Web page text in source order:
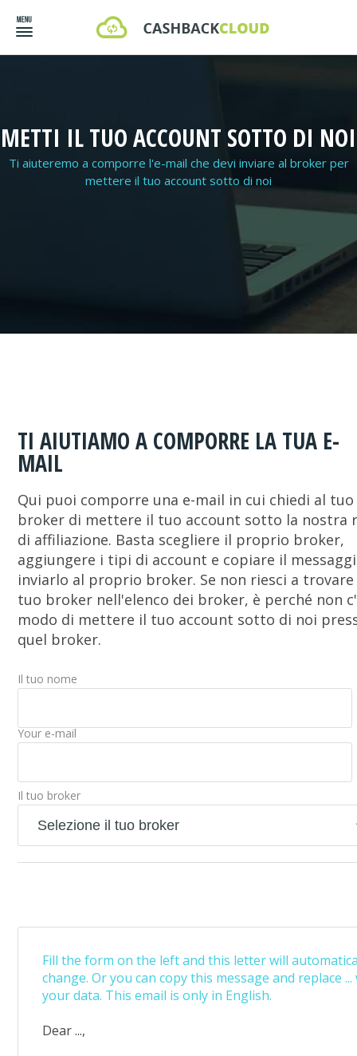
METTI IL TUO ACCOUNT SOTTO DI NOI
Ti aiuteremo a comporre l'e-mail che devi inviare al broker per
mettere il tuo account sotto di noi
TI AIUTIAMO A COMPORRE LA TUA E-
MAIL
Qui puoi comporre una e-mail in cui chiedi al tuo
broker di mettere il tuo account sotto la nostra
di affiliazione. Basta scegliere il proprio broker,
aggiungere i tipi di account e copiare il
inviarlo al proprio broker. Se non riesci a
tuo broker nell'elenco dei broker, è perché non
modo di mettere il tuo account sotto di noi
quel broker.
Il tuo nome
Your e-mail
Il tuo broker
Fill the form on the left and this letter will
change. Or you can copy this message and replace
your data. This email is only in English.
Dear ...,